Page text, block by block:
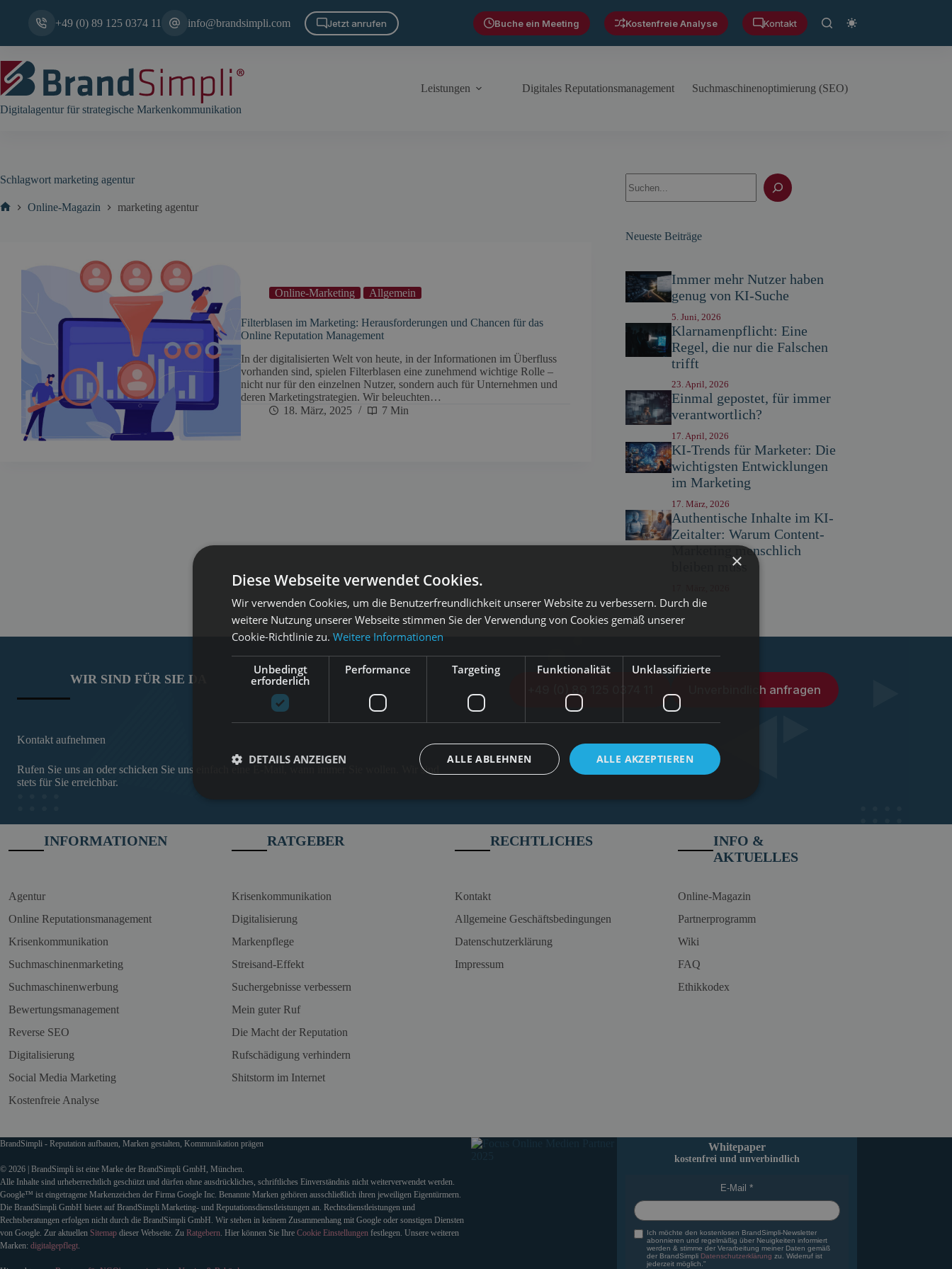
+49 (0) 89 125 0374 11 info@brandsimpli.com Jetzt anrufen Buche ein Meeting Kostenfreie Analyse Kontakt
Digitalagentur für strategische Markenkommunikation
Leistungen Digitales Reputationsmanagement Suchmaschinenoptimierung (SEO)
Schlagwort marketing agentur
Online-Magazin marketing agentur
Online-Marketing Allgemein
Filterblasen im Marketing: Herausforderungen und Chancen für das
Online Reputation Management
In der digitalisierten Welt von heute, in der Informationen im Überfluss
vorhanden sind, spielen Filterblasen eine zunehmend wichtige Rolle –
nicht nur für den einzelnen Nutzer, sondern auch für Unternehmen und
deren Marketingstrategien. Wir beleuchten…
18. März, 2025
7 Min
Neueste Beiträge
Immer mehr Nutzer haben
genug von KI-Suche
5. Juni, 2026
Klarnamenpflicht: Eine
Regel, die nur die Falschen
trifft
23. April, 2026
Einmal gepostet, für immer
verantwortlich?
17. April, 2026
KI-Trends für Marketer: Die
wichtigsten Entwicklungen
im Marketing
17. März, 2026
Authentische Inhalte im KI-
Zeitalter: Warum Content-
Marketing menschlich
bleiben muss
WIR SIND FÜR SIE DA
Kontakt aufnehmen
Rufen Sie uns an oder schicken Sie uns einfach eine E-Mail, wann immer Sie wollen. Wir sind
stets für Sie erreichbar.
Unverbindlich anfragen
INFORMATIONEN
Agentur
Online Reputationsmanagement
Krisenkommunikation
Suchmaschinenmarketing
Suchmaschinenwerbung
Bewertungsmanagement
Reverse SEO
Digitalisierung
Social Media Marketing
Kostenfreie Analyse
RATGEBER
Krisenkommunikation
Digitalisierung
Markenpflege
Streisand-Effekt
Suchergebnisse verbessern
Mein guter Ruf
Die Macht der Reputation
Rufschädigung verhindern
Shitstorm im Internet
RECHTLICHES
Kontakt
Allgemeine Geschäftsbedingungen
Datenschutzerklärung
Impressum
INFO &
AKTUELLES
Online-Magazin
Partnerprogramm
Wiki
FAQ
Ethikkodex
BrandSimpli - Reputation aufbauen, Marken gestalten, Kommunikation prägen
© 2026 | BrandSimpli ist eine Marke der BrandSimpli GmbH, München.
Alle Inhalte sind urheberrechtlich geschützt und dürfen ohne ausdrückliches, schriftliches Einverständnis nicht weiterverwendet werden.
Google™ ist eingetragene Markenzeichen der Firma Google Inc. Benannte Marken gehören ausschließlich ihren jeweiligen Eigentürmern.
Die BrandSimpli GmbH bietet auf BrandSimpli Marketing- und Reputationsdienstleistungen an. Rechtsdienstleistungen und
Rechtsberatungen erfolgen nicht durch die BrandSimpli GmbH. Wir stehen in keinem Zusammenhang mit Google oder sonstigen Diensten
von Google. Zur aktuellen Sitemap dieser Webseite. Zu Ratgebern . Hier können Sie Ihre Cookie Einstellungen festlegen. Unsere weiteren
Marken: digitalgepflegt
Whitepaper
kostenfrei und unverbindlich
E-Mail
Ich möchte den kostenlosen BrandSimpli-Newsletter
abonnieren und regelmäßig über Neuigkeiten informiert
werden & stimme der Verarbeitung meiner Daten gemäß
der BrandSimpli Datenschutzerklärung zu. Widerruf ist
jederzeit möglich."
×
Diese Webseite verwendet Cookies.
Wir verwenden Cookies, um die Benutzerfreundlichkeit unserer Website zu verbessern. Durch die
weitere Nutzung unserer Webseite stimmen Sie der Verwendung von Cookies gemäß unserer
Cookie-Richtlinie zu. Weitere Informationen
Unbedingt
erforderlich
Performance Targeting Funktionalität Unklassifizierte
ALLE AKZEPTIEREN
ALLE ABLEHNEN
DETAILS ANZEIGEN